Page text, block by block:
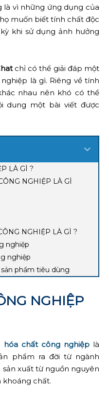
là vì những ứng dụng của
muốn biết tính chất độc
khi sử dụng ảnh hưởng
chỉ có thể giải đáp một
là gì. Riêng về tính
nhau nên khó có thể
dung một bài viết được
LÀ GÌ ?
NGHIỆP LÀ GÌ
NGHIỆP LÀ GÌ ?
nghiệp
nghiệp
phẩm tiêu dùng
NGHIỆP
hóa chất công nghiệp là
phẩm ra đời từ ngành
xuất từ nguồn nguyên
khoáng chất.